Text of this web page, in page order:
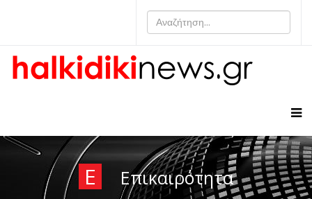
Ε Επικαιρότητα